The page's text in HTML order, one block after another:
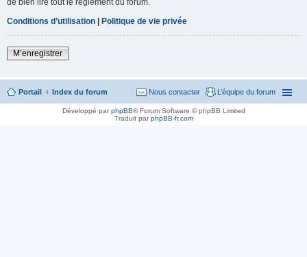
Conditions d’utilisation | Politique de vie privée
M’enregistrer
Portail Index du forum L’équipe du forum
Nous contacter
Développé parphpBB® Forum Software © phpBB Limited
Traduit parphpBB-fr.com